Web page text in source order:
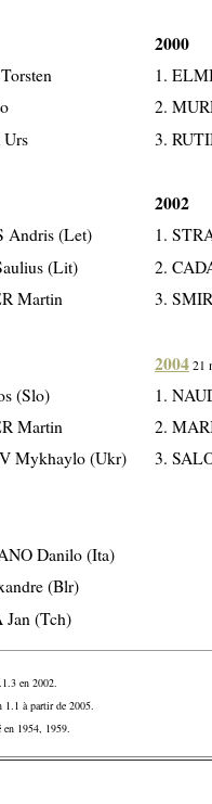
Urs
Andris (Let)
(Lit)
Martin
(Slo)
Martin
Mykhaylo (Ukr)
Danilo (Ita)
(Blr)
Jan (Tch)
2000
1.
2.
3.
2002
1.
2.
3.
2004 21
1.
2.
3.
en 2002.
1.1 à partir de 2005.
en 1954, 1959.